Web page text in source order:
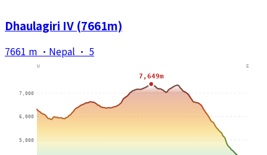
Dhaulagiri IV (7661m)
7661 m · Nepal · 5